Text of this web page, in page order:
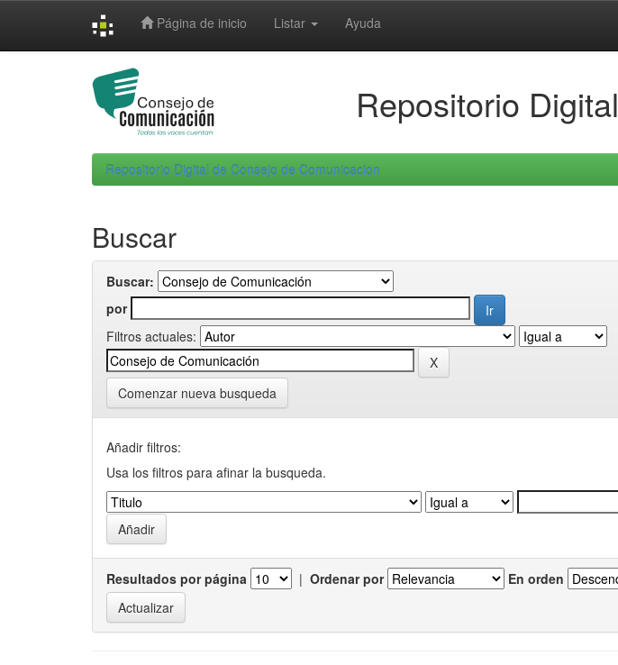
Página de inicio Listar Ayuda
Repositorio Digital
Repositorio Digital de Consejo de Comunicacion
Buscar
Buscar:
por
Filtros actuales:
Comenzar nueva busqueda
Añadir filtros:
Usa los filtros para afinar la busqueda.
Resultados por página | Ordenar por En orden